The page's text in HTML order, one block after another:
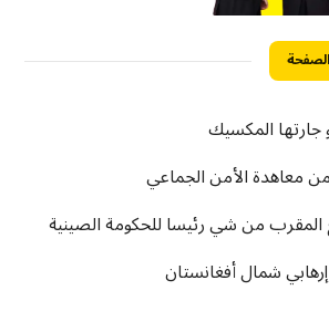
جارتها المكسيك
معاهدة الأمن الجماعي
المقرب من شي رئيسا للحكومة الصينية